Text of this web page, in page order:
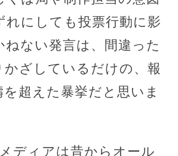
れにしても投票行動に影
ねない発言は、間違った
かざしているだけの、報
超えた暴挙だと思いま
ディアは昔からオール